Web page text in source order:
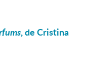
, de Cristina